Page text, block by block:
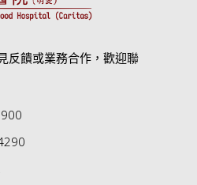
反饋或業務合作，歡迎聯